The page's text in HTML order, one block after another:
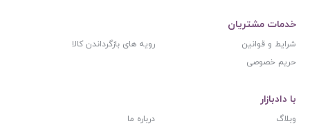
خدمات مشتریان
شرایط و قوانین
رویه های بازگرداندن کالا
حریم خصوصی
با دادبازار
وبلاگ
درباره ما